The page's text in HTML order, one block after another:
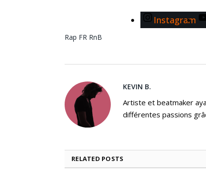
Instagram
Rap FR RnB
KEVIN B.
Artiste et beatmaker
différentes passions
RELATED POSTS